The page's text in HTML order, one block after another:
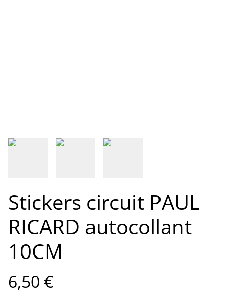
Stickers circuit PAUL
RICARD autocollant
10CM
6,50 €